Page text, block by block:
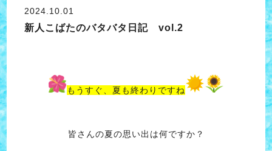
2024.10.01
新人こばたのバタバタ日記 vol.2
もうすぐ、夏も終わりですね
皆さんの夏の思い出は何ですか？